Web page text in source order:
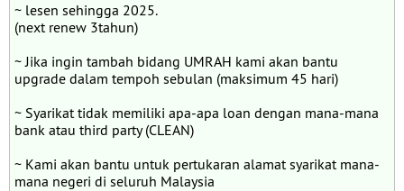
~ lesen sehingga 2025.
(next renew 3tahun)
~ Jika ingin tambah bidang UMRAH kami akan bantu
upgrade dalam tempoh sebulan (maksimum 45 hari)
~ Syarikat tidak memiliki apa-apa loan dengan mana-mana
bank atau third party (CLEAN)
~ Kami akan bantu untuk pertukaran alamat syarikat mana-
mana negeri di seluruh Malaysia